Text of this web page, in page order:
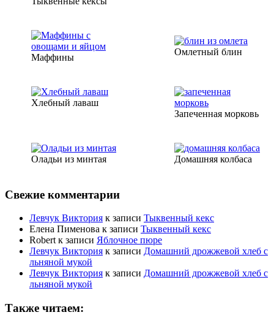
Маффины
Омлетный блин
Хлебный лаваш
Запеченная морковь
Оладьи из минтая Домашняя колбаса
Свежие комментарии
Левчук Виктория к записи Тыквенный кекс
Елена Пименова к записи Тыквенный кекс
Robert к записи Яблочное пюре
Левчук Виктория к записи Домашний дрожжевой хлеб с
льняной мукой
Левчук Виктория к записи Домашний дрожжевой хлеб с
льняной мукой
Также читаем: